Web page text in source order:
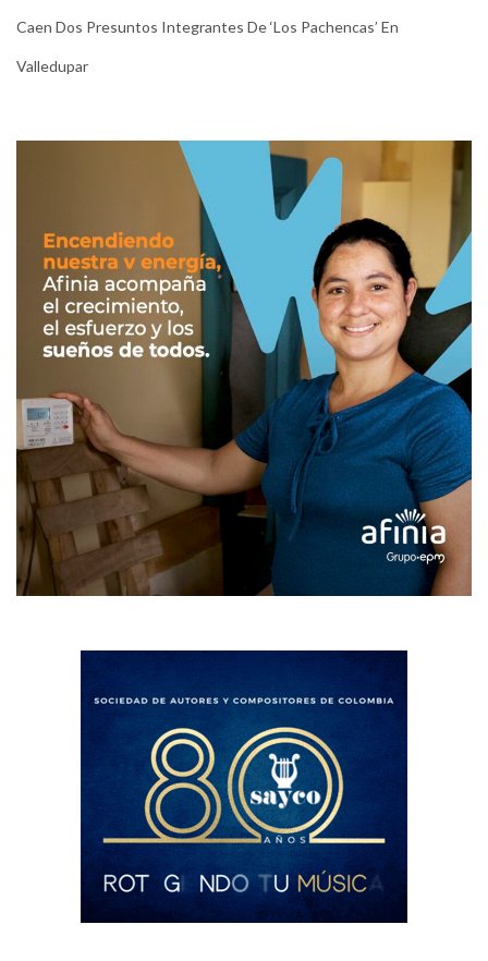
Caen Dos Presuntos Integrantes De ‘Los Pachencas’ En
Valledupar